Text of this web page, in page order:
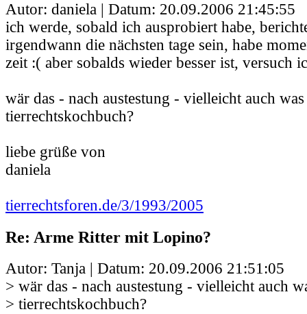
Autor: daniela | Datum: 20.09.2006 21:45:55
ich werde, sobald ich ausprobiert habe,
irgendwann die nächsten tage sein, habe
zeit :( aber sobalds wieder besser ist, versuch
wär das - nach austestung - vielleicht auch
tierrechtskochbuch?
liebe grüße von
daniela
tierrechtsforen.de/3/1993/2005
Re: Arme Ritter mit Lopino?
Autor: Tanja | Datum: 20.09.2006 21:51:05
> wär das - nach austestung - vielleicht auch
> tierrechtskochbuch?